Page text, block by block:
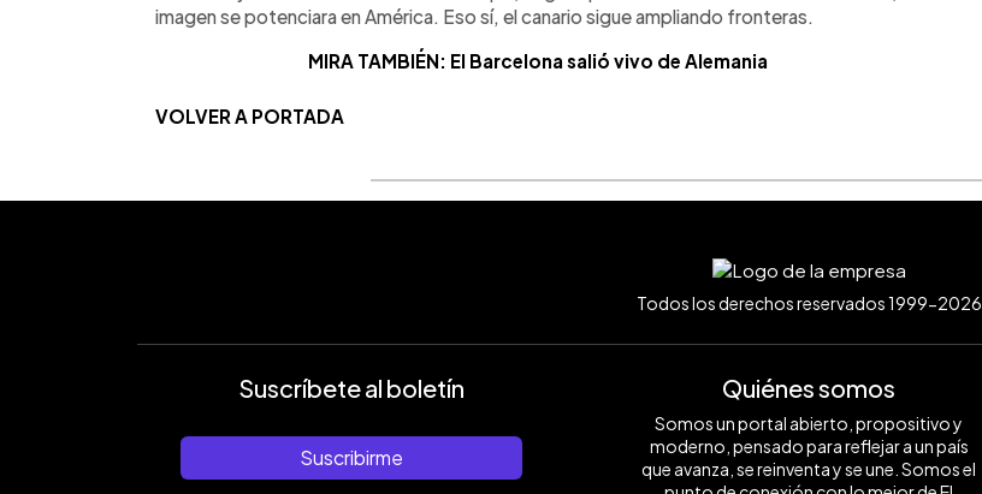
imagen se potenciara en América. Eso sí, el canario sigue ampliando fronteras.
MIRA TAMBIÉN: El Barcelona salió vivo de Alemania
VOLVER A PORTADA
Todos los derechos reservados 1999-2026
Suscríbete al boletín
Suscribirme
Quiénes somos
Somos un portal abierto, propositivo y
moderno, pensado para reflejar a un país
que avanza, se reinventa y se une. Somos el